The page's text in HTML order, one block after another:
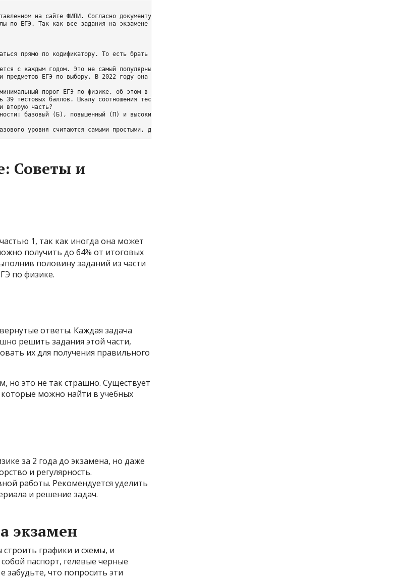
на сайте ФИПИ. Согласно документу, чтобы успешно сдать экзамен, школьники должны разбираться в
по ЕГЭ. Так как все задания на экзамене проверяют знание именно этих разделов физики. Разбирайтесь с этими
прямо по кодификатору. То есть брать из него конкретные понятия, читать учебник и изучать задачи из
с каждым годом. Это не самый популярный экзамен у выпускников. Так, по данным Рособрнадзора, в 2022
ЕГЭ по выбору. В 2022 году она опустилась на четвертое место. Такое падение интереса к экзамену
порог ЕГЭ по физике, об этом в своем докладе сообщает Федеральный институт педагогических
тестовых баллов. Шкалу соотношения тестовых и первичных баллов ЕГЭ по физике можно посмотреть на сайте
вторую часть?
базовый (Б), повышенный (П) и высокий (В). ЕГЭ по физике делится на 2 части — с краткими и развернутыми
уровня считаются самыми простыми, для их решения достаточно применить пару формул. За каждое задание
Советы и
1, так как иногда она может
получить до 64% от итоговых
половину заданий из части
по физике.
ответы. Каждая задача
решить задания этой части,
их для получения правильного
но это не так страшно. Существует
можно найти в учебных
за 2 года до экзамена, но даже
и регулярность.
работы. Рекомендуется уделить
и решение задач.
экзамен
графики и схемы, и
паспорт, гелевые черные
забудьте, что попросить эти